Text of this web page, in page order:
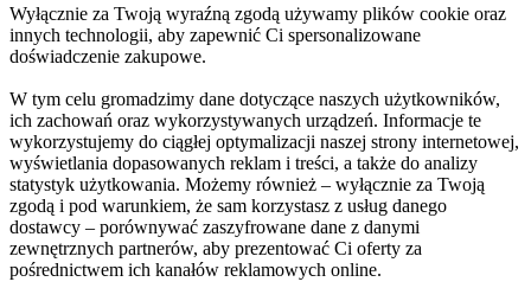
Wyłącznie za Twoją wyraźną zgodą używamy plików cookie oraz
innych technologii, aby zapewnić Ci spersonalizowane
doświadczenie zakupowe.
W tym celu gromadzimy dane dotyczące naszych użytkowników,
ich zachowań oraz wykorzystywanych urządzeń. Informacje te
wykorzystujemy do ciągłej optymalizacji naszej strony internetowej,
wyświetlania dopasowanych reklam i treści, a także do analizy
statystyk użytkowania. Możemy również – wyłącznie za Twoją
zgodą i pod warunkiem, że sam korzystasz z usług danego
dostawcy – porównywać zaszyfrowane dane z danymi
zewnętrznych partnerów, aby prezentować Ci oferty za
pośrednictwem ich kanałów reklamowych online.